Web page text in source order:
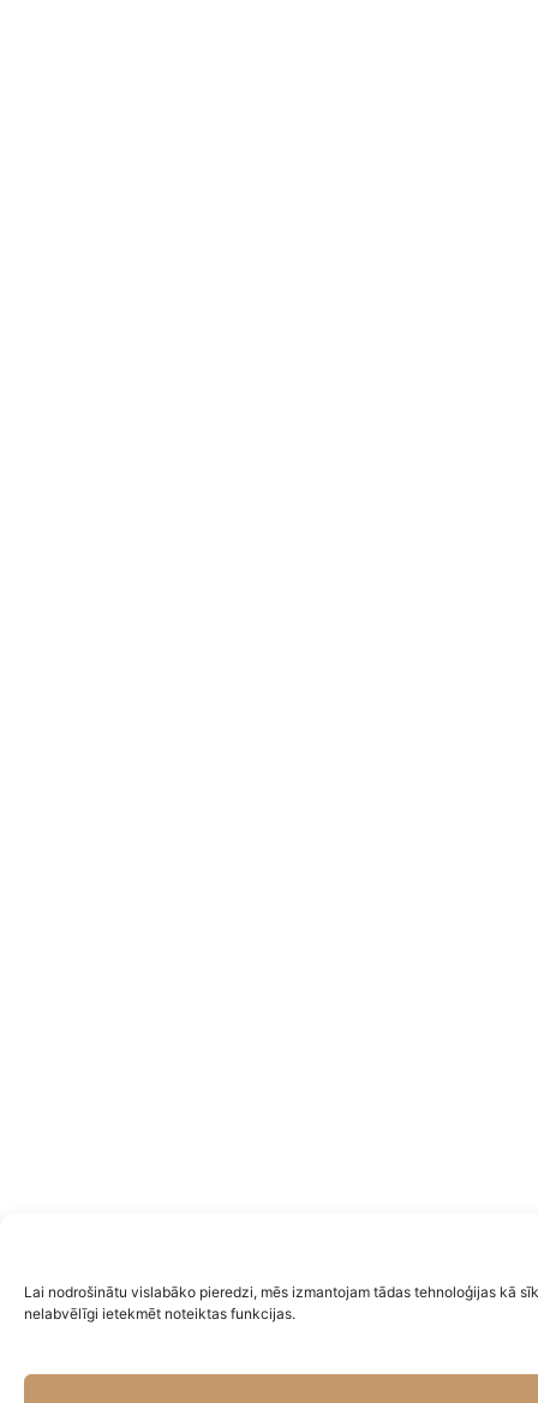
Lai nodrošinātu vislabāko pieredzi, mēs izmantojam tādas tehnoloģijas kā
nelabvēlīgi ietekmēt noteiktas funkcijas.